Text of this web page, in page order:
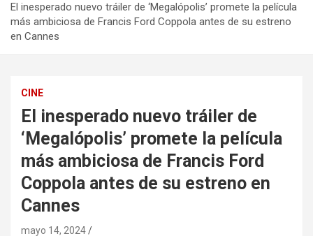
El inesperado nuevo tráiler de ‘Megalópolis’ promete la película
más ambiciosa de Francis Ford Coppola antes de su estreno
en Cannes
CINE
El inesperado nuevo tráiler de
‘Megalópolis’ promete la película
más ambiciosa de Francis Ford
Coppola antes de su estreno en
Cannes
mayo 14, 2024